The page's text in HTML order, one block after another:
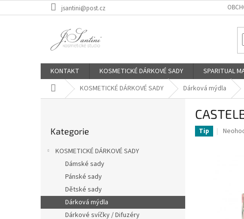
na
jsantini@post.cz
KONTAKT KOSMETICKÉ DÁRKOVÉ SADY SPARITUAL
Domů KOSMETICKÉ DÁRKOVÉ SADY Dárková mýdla
a
kategorie
Kategorie
KOSMETICKÉ DÁRKOVÉ SADY
Dámské sady
Pánské sady
Dětské sady
Dárková mýdla
Dárkové svíčky / Difuzéry
Tip